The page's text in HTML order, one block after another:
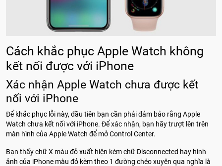
Cách khắc phục Apple Watch không
kết nối được với iPhone
Xác nhận Apple Watch chưa được kết
nối với iPhone
Để khắc phục lỗi này, đầu tiên bạn cần phải đảm bảo rằng Apple
Watch chưa kết nối với iPhone. Để xác nhận, bạn hãy trượt lên trên
màn hình của Apple Watch để mở Control Center.
Bạn thấy chữ X màu đỏ xuất hiện kèm chữ Disconnected hay hình
ảnh của iPhone màu đỏ kèm theo 1 đường chéo xuyên qua nghĩa là